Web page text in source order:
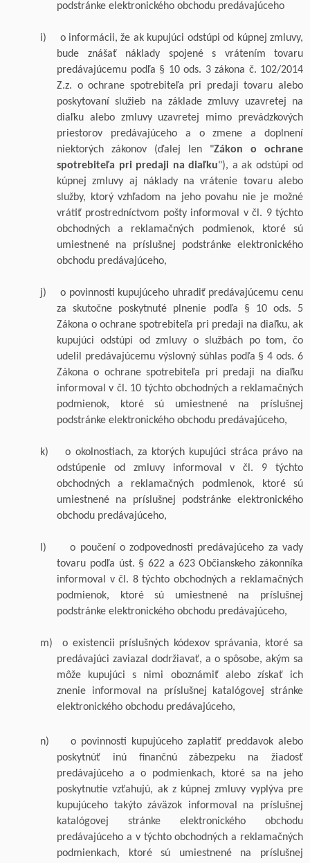
podstránke elektronického obchodu predávajúceho
i)
o informácii, že ak kupujúci odstúpi od kúpnej zmluvy,
bude znášať náklady spojené s vrátením tovaru
predávajúcemu podľa § 10 ods. 3 zákona č. 102/2014
Z.z. o ochrane spotrebiteľa pri predaji tovaru alebo
poskytovaní služieb na základe zmluvy uzavretej na
diaľku alebo zmluvy uzavretej mimo prevádzkových
priestorov predávajúceho a o zmene a doplnení
niektorých zákonov (ďalej len "Zákon o ochrane
spotrebiteľa pri predaji na diaľku"), a ak odstúpi od
kúpnej zmluvy aj náklady na vrátenie tovarualebo
služby, ktorý vzhľadom na jeho povahu nie je možné
vrátiť prostredníctvom pošty informoval v čl. 9týchto
obchodných a reklamačných podmienok, ktoré sú
umiestnené na príslušnej podstránke elektronického
obchodu predávajúceho,
j)
o povinnosti kupujúceho uhradiť predávajúcemu cenu
za skutočne poskytnuté plnenie podľa § 10 ods. 5
Zákona o ochrane spotrebiteľa pri predaji na diaľku, ak
kupujúci odstúpi od zmluvy o službách po tom, čo
udelil predávajúcemu výslovný súhlas podľa § 4 ods. 6
Zákona o ochrane spotrebiteľa pri predaji na diaľku
informoval v čl. 10 týchto obchodných a reklamačných
podmienok, ktoré sú umiestnené na príslušnej
podstránke elektronického obchodu predávajúceho,
k)
o okolnostiach, za ktorých kupujúci stráca právo na
odstúpenie od zmluvy informoval v čl. 9 týchto
obchodných a reklamačných podmienok, ktoré sú
umiestnené na príslušnej podstránke elektronického
obchodu predávajúceho,
l)
o poučení o zodpovednosti predávajúceho za vady
tovaru podľa úst. § 622 a 623 Občianskeho zákonníka
informoval v čl. 8 týchto obchodných a reklamačných
podmienok, ktoré sú umiestnené na príslušnej
podstránke elektronického obchodu predávajúceho,
m)
o existencii príslušných kódexov správania, ktoré sa
predávajúci zaviazal dodržiavať, a o spôsobe, akým sa
môže kupujúci s nimi oboznámiť alebo získať ich
znenie informoval na príslušnej katalógovej stránke
elektronického obchodu predávajúceho,
n)
o povinnosti kupujúceho zaplatiť preddavok alebo
poskytnúť inú finančnú zábezpeku na žiadosť
predávajúceho a o podmienkach, ktoré sa na jeho
poskytnutie vzťahujú, ak z kúpnej zmluvy vyplýva pre
kupujúceho takýto záväzok informoval na príslušnej
katalógovej stránke elektronického obchodu
predávajúceho a v týchto obchodných a reklamačných
podmienkach, ktoré sú umiestnené na príslušnej